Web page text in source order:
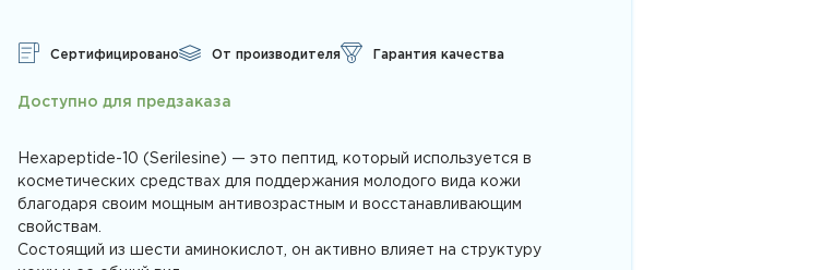
Сертифицировано От производителя Гарантия качества
Доступно для предзаказа
Hexapeptide-10 (Serilesine) — это пептид, который используется в
косметических средствах для поддержания молодого вида кожи
благодаря своим мощным антивозрастным и восстанавливающим
свойствам.
Состоящий из шести аминокислот, он активно влияет на структуру